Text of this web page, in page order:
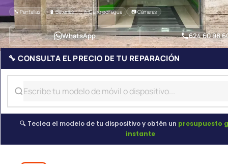
🔧 Pantallas 🔋 Baterías 💧 Daño por agua 📷 Cámaras
WhatsApp 624 60 98
🔧 CONSULTA EL PRECIO DE TU REPARACIÓN
🔍 Teclea el modelo de tu dispositivo y obtén un presupuesto
instante